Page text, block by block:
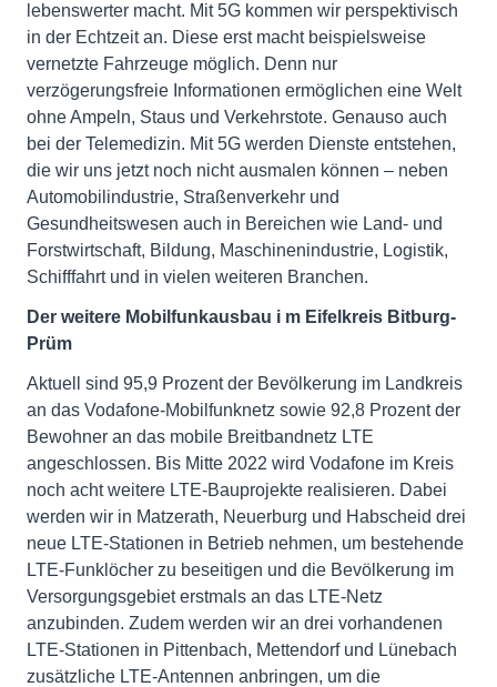
lebenswerter macht. Mit 5G kommen wir perspektivisch
in der Echtzeit an. Diese erst macht beispielsweise
vernetzte Fahrzeuge möglich. Denn nur
verzögerungsfreie Informationen ermöglichen eine Welt
ohne Ampeln, Staus und Verkehrstote. Genauso auch
bei der Telemedizin. Mit 5G werden Dienste entstehen,
die wir uns jetzt noch nicht ausmalen können – neben
Automobilindustrie, Straßenverkehr und
Gesundheitswesen auch in Bereichen wie Land- und
Forstwirtschaft, Bildung, Maschinenindustrie, Logistik,
Schifffahrt und in vielen weiteren Branchen.
Der weitere Mobilfunkausbau i m Eifelkreis Bitburg-
Prüm
Aktuell sind 95,9 Prozent der Bevölkerung im Landkreis
an das Vodafone-Mobilfunknetz sowie 92,8 Prozent der
Bewohner an das mobile Breitbandnetz LTE
angeschlossen. Bis Mitte 2022 wird Vodafone im Kreis
noch acht weitere LTE-Bauprojekte realisieren. Dabei
werden wir in Matzerath, Neuerburg und Habscheid drei
neue LTE-Stationen in Betrieb nehmen, um bestehende
LTE-Funklöcher zu beseitigen und die Bevölkerung im
Versorgungsgebiet erstmals an das LTE-Netz
anzubinden. Zudem werden wir an drei vorhandenen
LTE-Stationen in Pittenbach, Mettendorf und Lünebach
zusätzliche LTE-Antennen anbringen, um die